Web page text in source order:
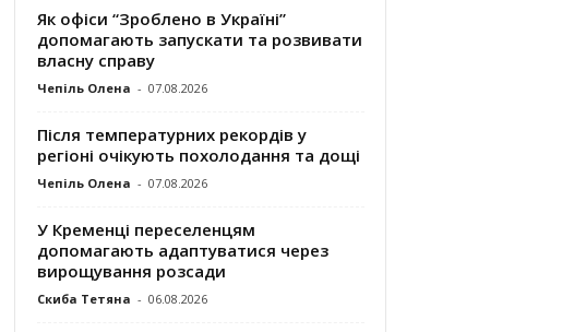
Як офіси “Зроблено в Україні”
допомагають запускaти та розвивати
власну справу
Чепіль Олена - 07.08.2026
Після температурних рекордів у
регіоні очікують похолодання та дощі
Чепіль Олена - 07.08.2026
У Кременці переселенцям
допомагають адаптуватися через
вирощування розсади
Скиба Тетяна - 06.08.2026